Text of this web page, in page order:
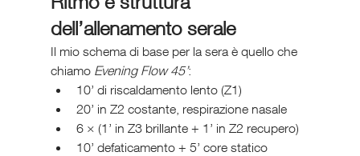
dell’allenamento serale
Il mio schema di base per la sera è quello che
chiamo Evening Flow 45’:
10’ di riscaldamento lento (Z1)
20’ in Z2 costante, respirazione nasale
6 × (1’ in Z3 brillante + 1’ in Z2 recupero)
10’ defaticamento + 5’ core statico